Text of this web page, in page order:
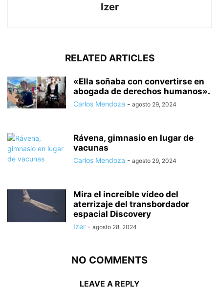
Izer
RELATED ARTICLES
«Ella soñaba con convertirse en
abogada de derechos humanos».
Carlos Mendoza - agosto 29, 2024
Rávena, gimnasio en lugar de
vacunas
Carlos Mendoza - agosto 29, 2024
Mira el increíble vídeo del
aterrizaje del transbordador
espacial Discovery
Izer - agosto 28, 2024
NO COMMENTS
LEAVE A REPLY